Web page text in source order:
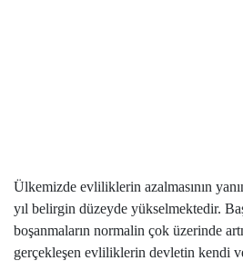
Ülkemizde evliliklerin azalmasının
yıl belirgin düzeyde yükselmektedir.
boşanmaların normalin çok üzerinde
gerçekleşen evliliklerin devletin kendi